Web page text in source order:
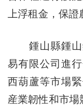
上浮租金，保
鍾山縣鍾山
易有限公司進
西葫蘆等市場
産業韌性和市場